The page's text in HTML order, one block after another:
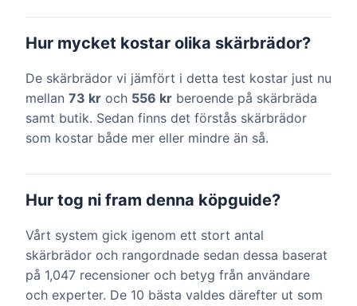
Hur mycket kostar olika skärbrädor?
De skärbrädor vi jämfört i detta test kostar just nu
mellan 73 kr och 556 kr beroende på skärbräda
samt butik. Sedan finns det förstås skärbrädor
som kostar både mer eller mindre än så.
Hur tog ni fram denna köpguide?
Vårt system gick igenom ett stort antal
skärbrädor och rangordnade sedan dessa baserat
på 1,047 recensioner och betyg från användare
och experter. De 10 bästa valdes därefter ut som